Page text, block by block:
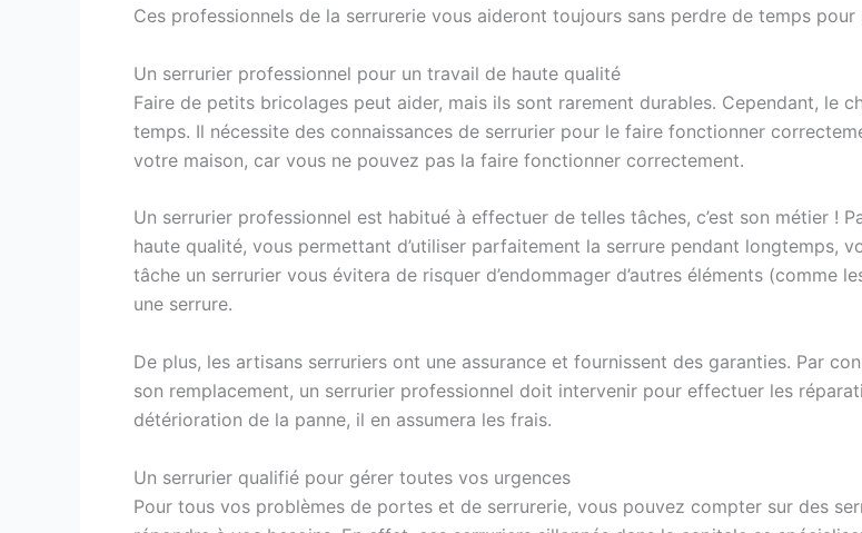
Ces professionnels de la serrurerie vous aideront toujours sans perdre de temps
Un serrurier professionnel pour un travail de haute qualité
Faire de petits bricolages peut aider, mais ils sont rarement durables. Cependant, le
temps. Il nécessite des connaissances de serrurier pour le faire fonctionner
votre maison, car vous ne pouvez pas la faire fonctionner correctement.
Un serrurier professionnel est habitué à effectuer de telles tâches, c’est son métier !
haute qualité, vous permettant d’utiliser parfaitement la serrure pendant longtemps,
tâche un serrurier vous évitera de risquer d’endommager d’autres éléments (comme
une serrure.
De plus, les artisans serruriers ont une assurance et fournissent des garanties. Par
son remplacement, un serrurier professionnel doit intervenir pour effectuer les
détérioration de la panne, il en assumera les frais.
Un serrurier qualifié pour gérer toutes vos urgences
Pour tous vos problèmes de portes et de serrurerie, vous pouvez compter sur des